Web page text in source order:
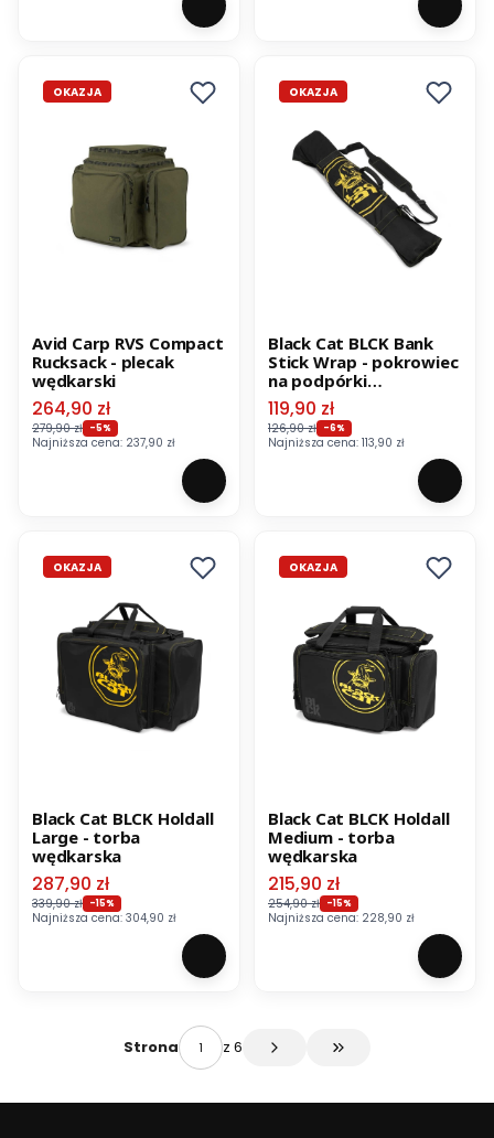
OKAZJA
Avid Carp RVS Compact
Rucksack - plecak
wędkarski
Cena promocyjna
264,90 zł
279,90 zł -5%
Najniższa cena: 237,90 zł
OKAZJA
Black Cat BLCK Bank
Stick Wrap - pokrowiec
na podpórki
wędkarskie
Cena promocyjna
119,90 zł
126,90 zł -6%
Najniższa cena: 113,90 zł
OKAZJA
Black Cat BLCK Holdall
Large - torba
wędkarska
Cena promocyjna
287,90 zł
339,90 zł -15%
Najniższa cena: 304,90 zł
OKAZJA
Black Cat BLCK Holdall
Medium - torba
wędkarska
Cena promocyjna
215,90 zł
254,90 zł -15%
Najniższa cena: 228,90 zł
Strona z 6 Przejdź do ostatniej